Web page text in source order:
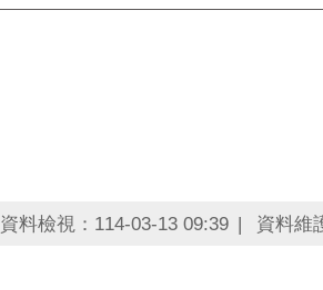
資料檢視：114-03-13 09:39 資料維